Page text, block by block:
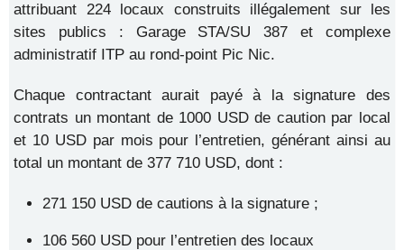
attribuant 224 locaux construits illégalement sur les
sites publics : Garage STA/SU 387 et complexe
administratif ITP au rond-point Pic Nic.
Chaque contractant aurait payé à la signature des
contrats un montant de 1000 USD de caution par local
et 10 USD par mois pour l’entretien, générant ainsi au
total un montant de 377 710 USD, dont :
271 150 USD de cautions à la signature ;
106 560 USD pour l’entretien des locaux